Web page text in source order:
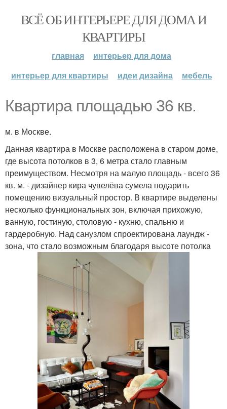
ВСЁ ОБ ИНТЕРЬЕРЕ ДЛЯ ДОМА И
КВАРТИРЫ
главная
интерьер для дома
интерьер для квартиры
идеи дизайна мебель
Квартира площадью 36 кв.
м. в Москве.
Данная квартира в Москве расположена в старом доме,
где высота потолков в 3, 6 метра стало главным
преимуществом. Несмотря на малую площадь - всего 36
кв. м. - дизайнер кира чувелёва сумела подарить
помещению визуальный простор. В квартире выделены
несколько функциональных зон, включая прихожую,
ванную, гостиную, столовую - кухню, спальню и
гардеробную. Над санузлом спроектирована лаундж -
зона, что стало возможным благодаря высоте потолка